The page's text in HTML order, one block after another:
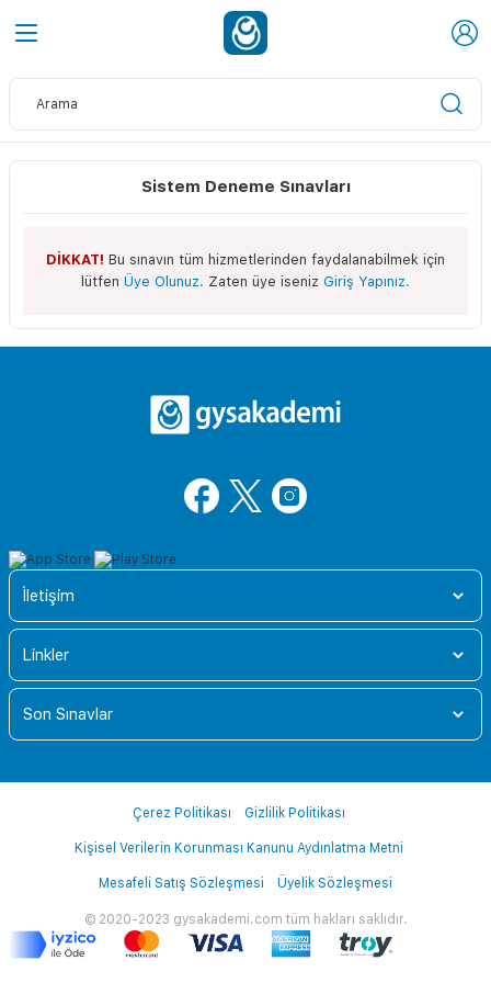
Sistem Deneme Sınavları
DİKKAT! Bu sınavın tüm hizmetlerinden faydalanabilmek için
lütfen Üye Olunuz. Zaten üye iseniz Giriş Yapınız.
İletişim
Linkler
Son Sınavlar
© 2020-2023 gysakademi.com tüm hakları saklıdır.
Çerez Politikası Gizlilik Politikası
Kişisel Verilerin Korunması Kanunu Aydınlatma Metni
Mesafeli Satış Sözleşmesi Üyelik Sözleşmesi